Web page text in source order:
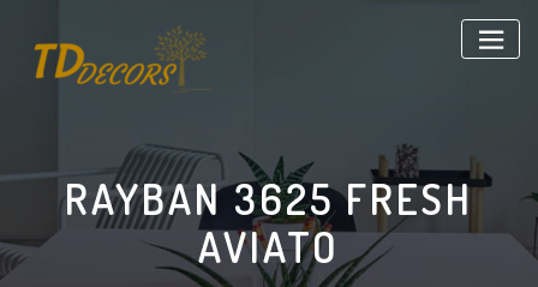
content
RAYBAN 3625 FRESH
AVIATO